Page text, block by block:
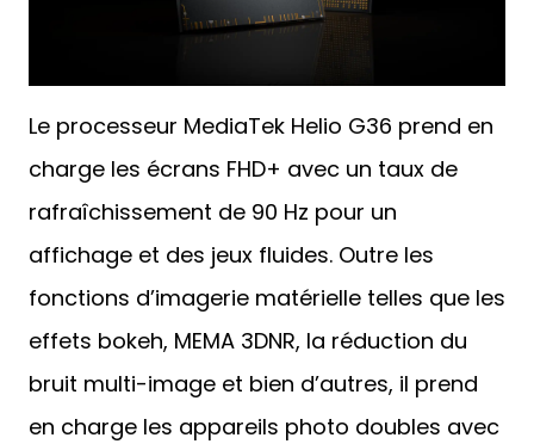
Le processeur MediaTek Helio G36 prend en
charge les écrans FHD+ avec un taux de
rafraîchissement de 90 Hz pour un
affichage et des jeux fluides. Outre les
fonctions d’imagerie matérielle telles que les
effets bokeh, MEMA 3DNR, la réduction du
bruit multi-image et bien d’autres, il prend
en charge les appareils photo doubles avec